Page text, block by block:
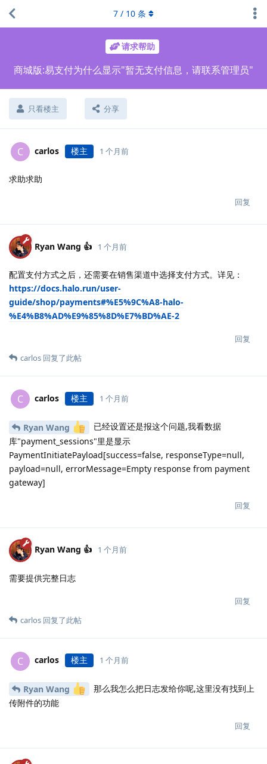
请求帮助
商城版:易支付为什么显示"暂无支付信息，请联系管理员"
只看楼主 分享
7 / 10 条
C carlos 楼主 1 个月前
求助求助
回复
Ryan Wang 👍 1 个月前
配置支付方式之后，还需要在销售渠道中选择支付方式。详见：
https://docs.halo.run/user-
guide/shop/payments#%E5%9C%A8-halo-
%E4%B8%AD%E9%85%8D%E7%BD%AE-2
回复
carlos 回复了此帖
C carlos 楼主 1 个月前
Ryan Wang
已经设置还是报这个问题,我看数据
库"payment_sessions"里是显示
PaymentInitiatePayload[success=false, responseType=null,
payload=null, errorMessage=Empty response from payment
gateway]
回复
Ryan Wang 👍 1 个月前
需要提供完整日志
回复
carlos 回复了此帖
C carlos 楼主 1 个月前
Ryan Wang
那么我怎么把日志发给你呢,这里没有找到上
传附件的功能
回复